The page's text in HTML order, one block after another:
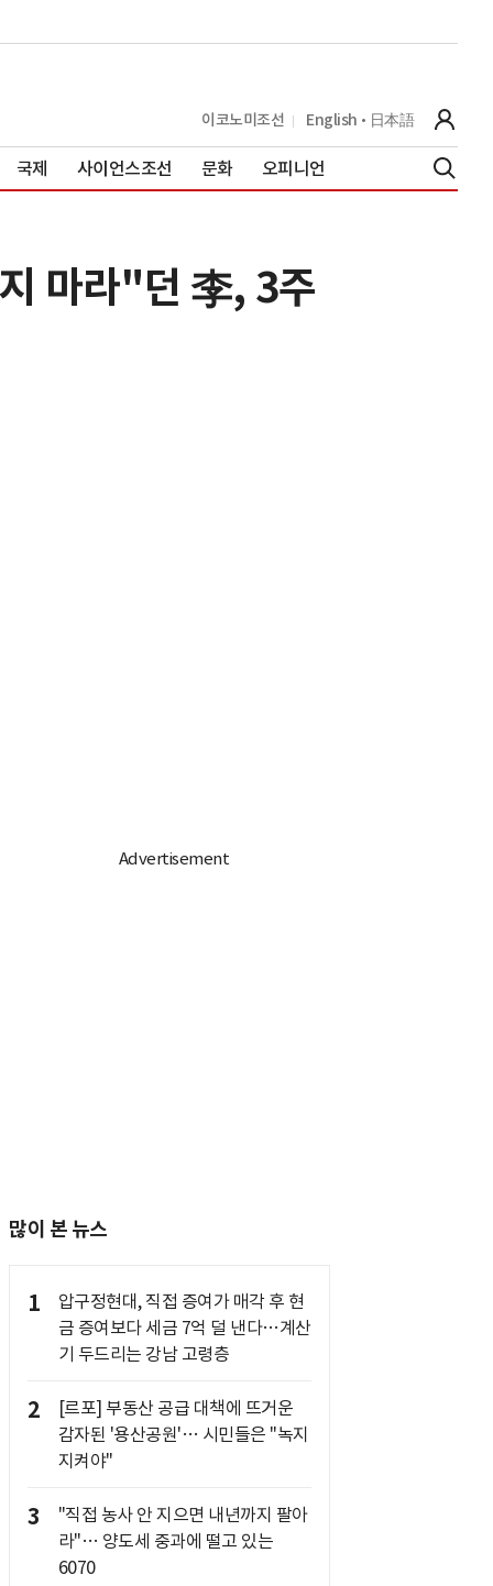
이코노미조선 English 日本語
국제 사이언스조선 문화 오피니언
마라"던 李, 3주
많이 본 뉴스
1
압구정현대, 직접 증여가 매각 후 현
금 증여보다 세금 7억 덜 낸다…계산
기 두드리는 강남 고령층
2
[르포] 부동산 공급 대책에 뜨거운
감자된 '용산공원'… 시민들은 "녹지
지켜야"
3
"직접 농사 안 지으면 내년까지 팔아
라"… 양도세 중과에 떨고 있는
6070